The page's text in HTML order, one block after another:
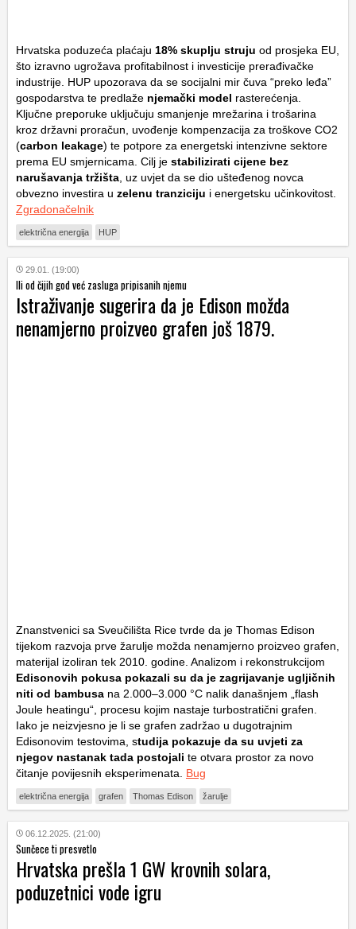
Hrvatska poduzeća plaćaju 18% skuplju struju od prosjeka EU,
što izravno ugrožava profitabilnost i investicije prerađivačke
industrije. HUP upozorava da se socijalni mir čuva “preko leđa”
gospodarstva te predlaže njemački model rasterećenja.
Ključne preporuke uključuju smanjenje mrežarina i trošarina
kroz državni proračun, uvođenje kompenzacija za troškove CO2
(carbon leakage) te potpore za energetski intenzivne sektore
prema EU smjernicama. Cilj je stabilizirati cijene bez
narušavanja tržišta , uz uvjet da se dio ušteđenog novca
obvezno investira u zelenu tranziciju i energetsku učinkovitost.
Zgradonačelnik
električna energija HUP
29.01. (19:00)
Ili od čijih god već zasluga pripisanih njemu
Istraživanje sugerira da je Edison možda
nenamjerno proizveo grafen još 1879.
Znanstvenici sa Sveučilišta Rice tvrde da je Thomas Edison
tijekom razvoja prve žarulje možda nenamjerno proizveo grafen,
materijal izoliran tek 2010. godine. Analizom i rekonstrukcijom
Edisonovih pokusa pokazali su da je zagrijavanje ugljičnih
niti od bambusa na 2.000–3.000 °C nalik današnjem „flash
Joule heatingu“, procesu kojim nastaje turbostratični grafen.
Iako je neizvjesno je li se grafen zadržao u dugotrajnim
Edisonovim testovima, studija pokazuje da su uvjeti za
njegov nastanak tada postojali te otvara prostor za novo
čitanje povijesnih eksperimenata. Bug
električna energija grafen Thomas Edison žarulje
06.12.2025. (21:00)
Sunčece ti presvetlo
Hrvatska prešla 1 GW krovnih solara,
poduzetnici vode igru